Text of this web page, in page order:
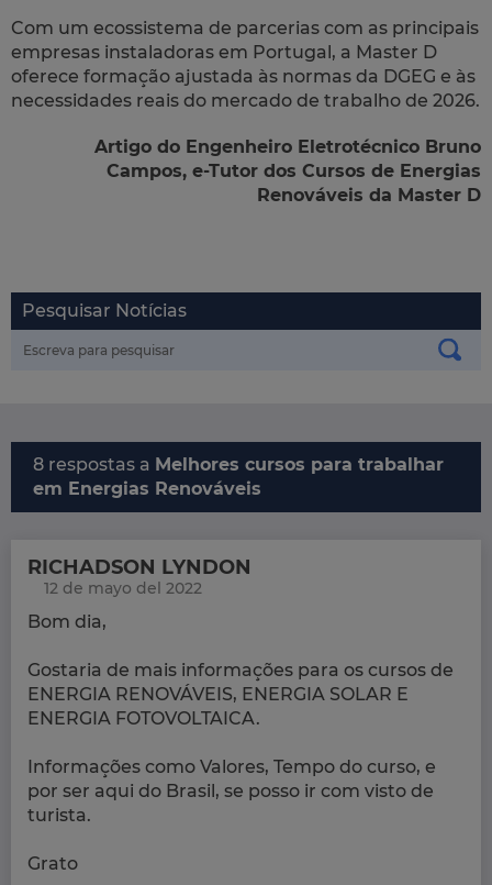
Com um ecossistema de parcerias com as principais
empresas instaladoras em Portugal, a Master D
oferece formação ajustada às normas da DGEG e às
necessidades reais do mercado de trabalho de 2026.
Artigo do Engenheiro Eletrotécnico Bruno
Campos, e-Tutor dos Cursos de Energias
Renováveis da Master D
Pesquisar Notícias
8 respostas a Melhores cursos para trabalhar
em Energias Renováveis
RICHADSON LYNDON
12 de mayo del 2022
Bom dia,
Gostaria de mais informações para os cursos de
ENERGIA RENOVÁVEIS, ENERGIA SOLAR E
ENERGIA FOTOVOLTAICA.
Informações como Valores, Tempo do curso, e
por ser aqui do Brasil, se posso ir com visto de
turista.
Grato